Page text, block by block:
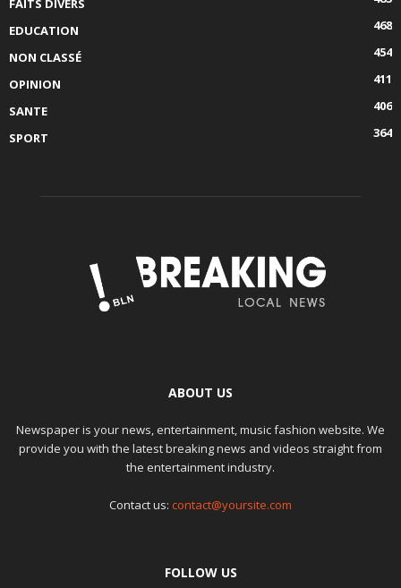
FAITS DIVERS
EDUCATION
468
NON CLASSÉ
454
OPINION
411
SANTE
406
SPORT
364
ABOUT US
Newspaper is your news, entertainment, music fashion website. We
provide you with the latest breaking news and videos straight from
the entertainment industry.
Contact us: contact@yoursite.com
FOLLOW US